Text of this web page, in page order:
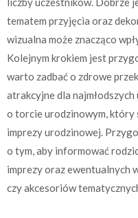
tematem przyjęcia oraz
wizualna może znacząco
Kolejnym krokiem jest
warto zadbać o zdrowe
atrakcyjne dla
o torcie urodzinowym, który
imprezy urodzinowej.
o tym, aby informować
imprezy oraz ewentualnych
czy akcesoriów